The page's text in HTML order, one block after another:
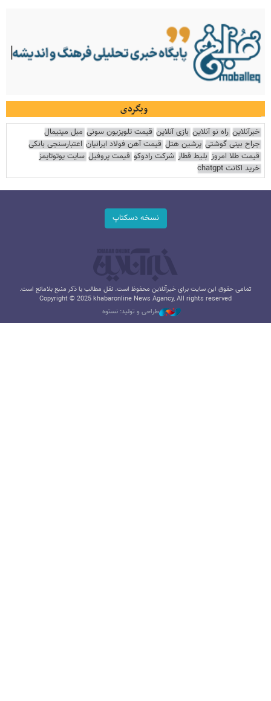
وبگردی
خبرآنلاین راه نو آنلاین بازی آنلاین قیمت تلویزیون سونی مبل مینیمال
جراح بینی گوشتی پرشین هتل قیمت آهن فولاد ایرانیان اعتبارسنجی بانکی
قیمت طلا امروز بلیط قطار شرکت رادوکو قیمت پروفیل سایت یوتوتایمز
خرید اکانت chatgpt
نسخه دسکتاپ
تمامی حقوق این سایت برای خبرآنلاین محفوظ است. نقل مطالب با ذکر منبع بلامانع است.
Copyright © 2025 khabaronline News Agancy, All rights reserved
طراحی و تولید: نستوه